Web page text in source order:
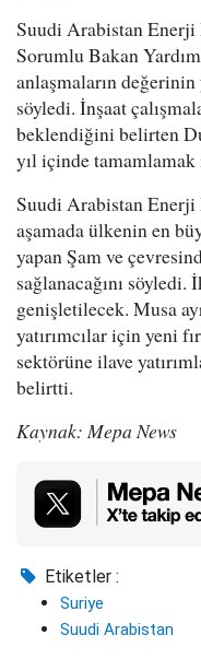
Suudi Arabistan Enerji
Sorumlu Bakan
anlaşmaların
söyledi. İnşaat
beklendiğini belirten
yıl içinde tamamlamak
Suudi Arabistan Enerji
aşamada ülkenin en
yapan Şam ve
sağlanacağını
genişletilecek. Musa
yatırımcılar için yeni
sektörüne ilave
belirtti.
Kaynak: Mepa News
Etiketler :
Suriye
Suudi Arabistan